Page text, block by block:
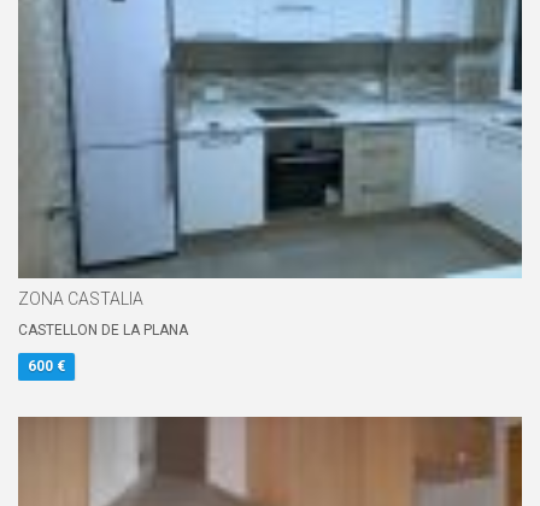
ZONA CASTALIA
CASTELLON DE LA PLANA
600 €